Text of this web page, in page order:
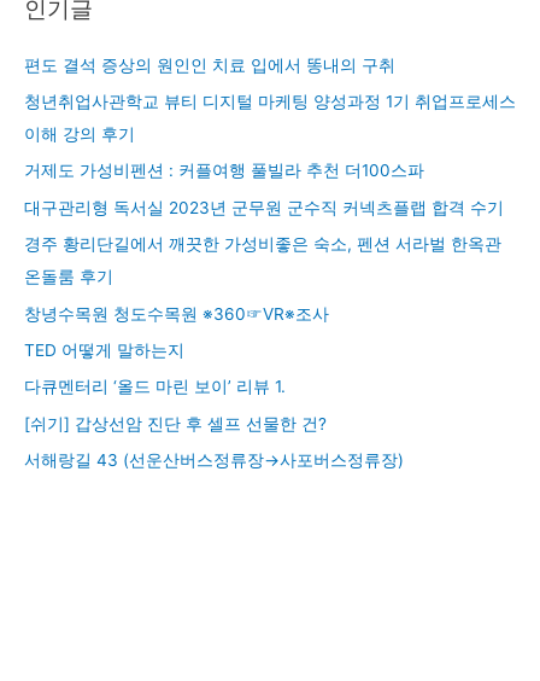
인기글
편도 결석 증상의 원인인 치료 입에서 똥내의 구취
청년취업사관학교 뷰티 디지털 마케팅 양성과정 1기 취업프로세스
이해 강의 후기
거제도 가성비펜션 : 커플여행 풀빌라 추천 더100스파
대구관리형 독서실 2023년 군무원 군수직 커넥츠플랩 합격 수기
경주 황리단길에서 깨끗한 가성비좋은 숙소, 펜션 서라벌 한옥관
온돌룸 후기
창녕수목원 청도수목원 ※360☞VR※조사
TED 어떻게 말하는지
다큐멘터리 ‘올드 마린 보이’ 리뷰 1.
[쉬기] 갑상선암 진단 후 셀프 선물한 건?
서해랑길 43 (선운산버스정류장→사포버스정류장)